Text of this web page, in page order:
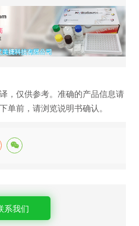
，仅供参考。准确的产品信息请
单前，请浏览说明书确认。
系我们